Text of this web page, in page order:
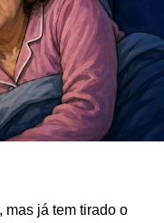
mas já tem tirado o